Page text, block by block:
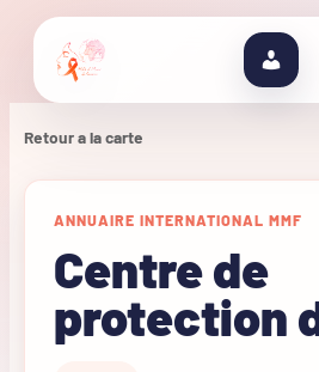
Retour a la carte
ANNUAIRE INTERNATIONAL MMF
Centre de
protection